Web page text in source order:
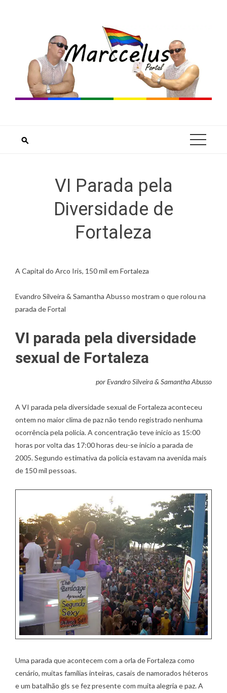
VI Parada pela
Diversidade de
Fortaleza
A Capital do Arco Iris, 150 mil em Fortaleza
Evandro Silveira & Samantha Abusso mostram o que rolou na
parada de Fortal
VI parada pela diversidade
sexual de Fortaleza
por Evandro Silveira & Samantha Abusso
A VI parada pela diversidade sexual de Fortaleza aconteceu
ontem no maior clima de paz não tendo registrado nenhuma
ocorrência pela policia. A concentração teve inicio as 15:00
horas por volta das 17:00 horas deu-se inicio a parada de
2005. Segundo estimativa da policia estavam na avenida mais
de 150 mil pessoas.
Uma parada que acontecem com a orla de Fortaleza como
cenário, muitas famílias inteiras, casais de namorados héteros
e um batalhão gls se fez presente com muita alegria e paz. A